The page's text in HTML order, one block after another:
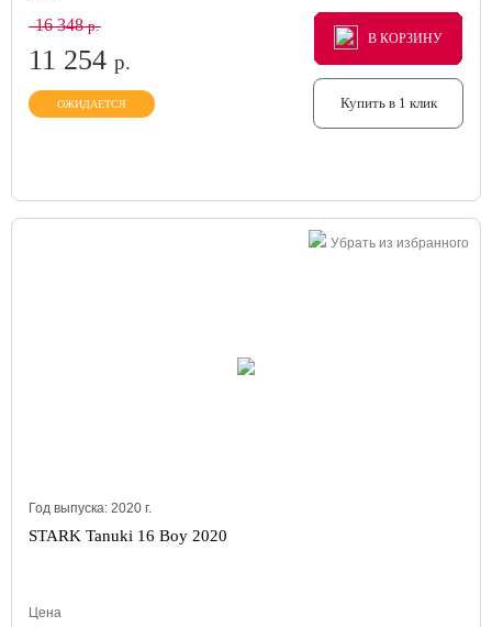
16 348р.
11 254 р.
ОЖИДАЕТСЯ
В КОРЗИНУ
В КОРЗИНУ
В КОРЗИНУ
Купить в 1 клик
Убрать из избранного
Год выпуска: 2020 г.
STARK Tanuki 16 Boy 2020
Цена